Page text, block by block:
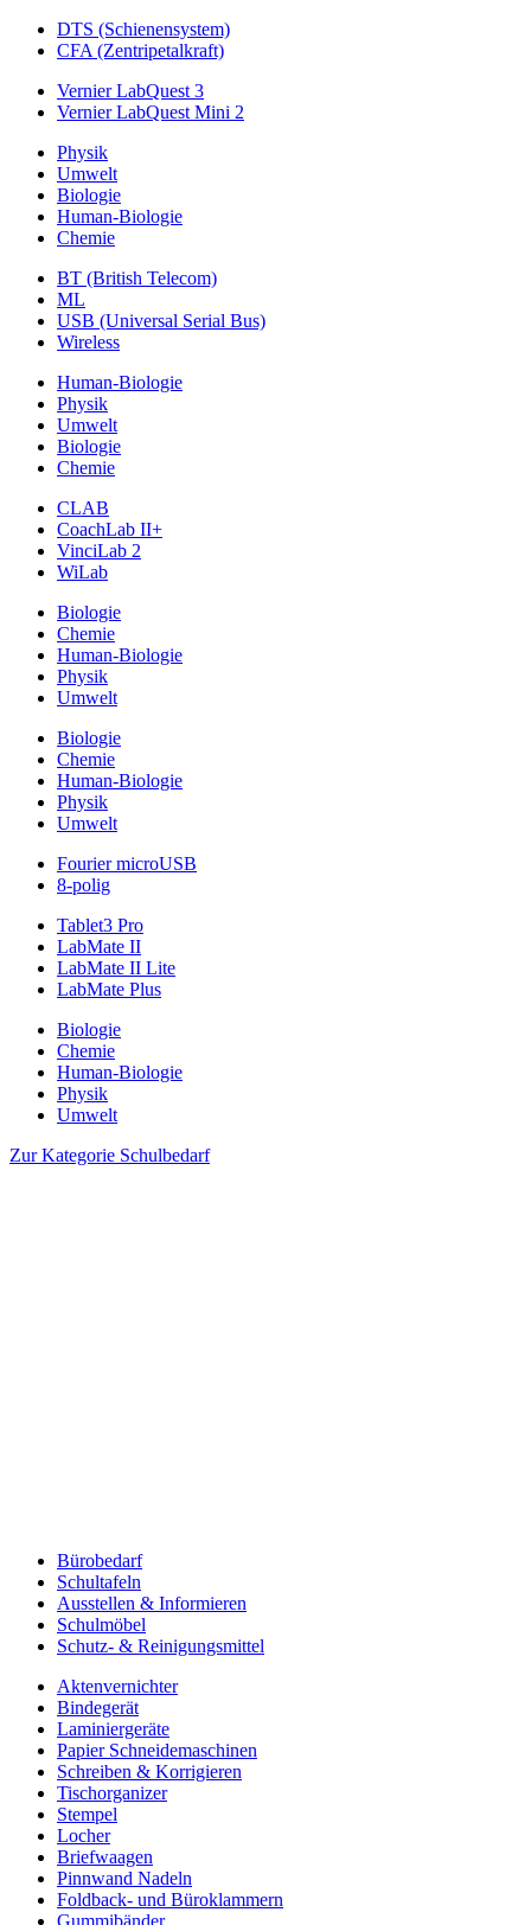
DTS (Schienensystem)
CFA (Zentripetalkraft)
Vernier LabQuest 3
Vernier LabQuest Mini 2
Physik
Umwelt
Biologie
Human-Biologie
Chemie
BT (British Telecom)
ML
USB (Universal Serial Bus)
Wireless
Human-Biologie
Physik
Umwelt
Biologie
Chemie
CLAB
CoachLab II+
VinciLab 2
WiLab
Biologie
Chemie
Human-Biologie
Physik
Umwelt
Biologie
Chemie
Human-Biologie
Physik
Umwelt
Fourier microUSB
8-polig
Tablet3 Pro
LabMate II
LabMate II Lite
LabMate Plus
Biologie
Chemie
Human-Biologie
Physik
Umwelt
Zur Kategorie Schulbedarf
Bürobedarf
Schultafeln
Ausstellen & Informieren
Schulmöbel
Schutz- & Reinigungsmittel
Aktenvernichter
Bindegerät
Laminiergeräte
Papier Schneidemaschinen
Schreiben & Korrigieren
Tischorganizer
Stempel
Locher
Briefwaagen
Pinnwand Nadeln
Foldback- und Büroklammern
Gummibänder